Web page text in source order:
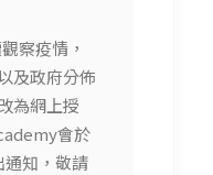
察疫情，
及政府分佈
為網上授
會於
通知，敬請